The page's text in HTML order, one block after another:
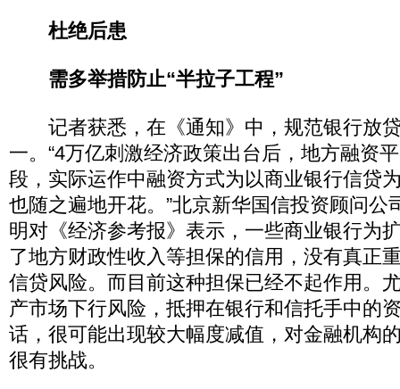
杜绝后患
需多举措防止“半拉子工程”
记者获悉，在《通知》中，规范银行放
一。“4万亿刺激经济政策出台后，地方融资
段，实际运作中融资方式为以商业银行信贷
也随之遍地开花。”北京新华国信投资顾问公
明对《经济参考报》表示，一些商业银行为
了地方财政性收入等担保的信用，没有真正
信贷风险。而目前这种担保已经不起作用。
产市场下行风险，抵押在银行和信托手中的
话，很可能出现较大幅度减值，对金融机构
很有挑战。